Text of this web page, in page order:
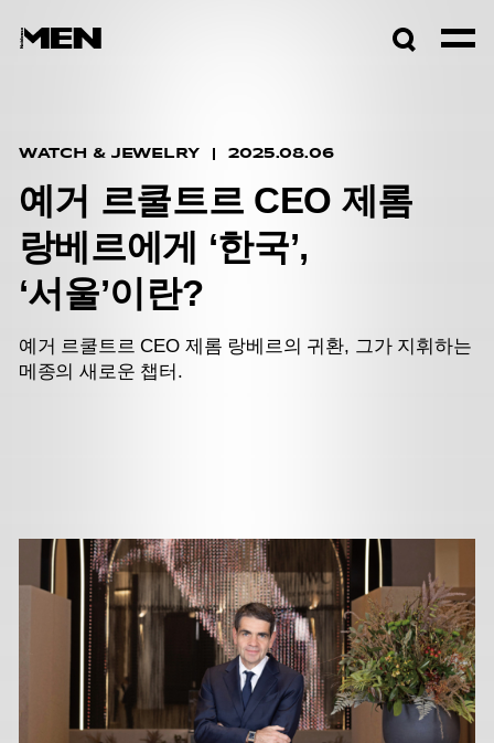
WATCH & JEWELRY 2025.08.06
예거 르쿨트르 CEO 제롬
랑베르에게 ‘한국’,
‘서울’이란?
예거 르쿨트르 CEO 제롬 랑베르의 귀환, 그가 지휘하는
메종의 새로운 챕터.